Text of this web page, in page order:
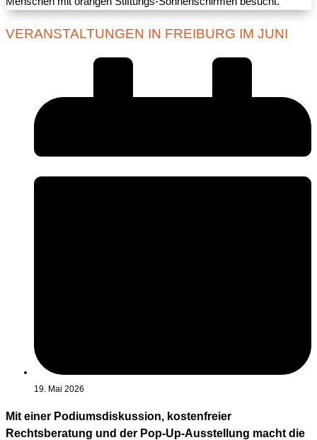
VERANSTALTUNGEN IN FREIBURG IM JUNI
19. Mai 2026
Mit einer Podiumsdiskussion, kostenfreier
Rechtsberatung und der Pop-Up-Ausstellung macht die